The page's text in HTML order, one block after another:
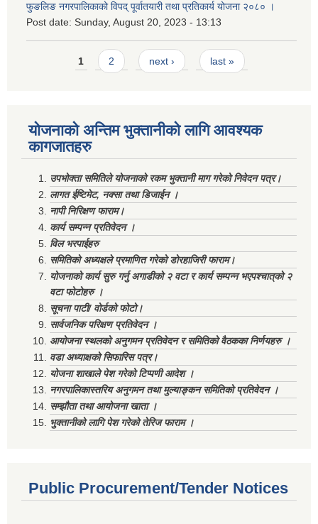
फुङलिङ नगरपालिकाको विपद् पूर्वातयारी तथा प्रतिकार्य योजना २०८० ।
Post date: Sunday, August 20, 2023 - 13:13
Pages1 2 next › last »
योजनाको अन्तिम भुक्तानीको लागि आवश्यक
कागजातहरु
उपभोक्ता समितिले योजनाको रकम भुक्तानी माग गरेको निवेदन पत्र।
लागत ईष्टिमेट, नक्सा तथा डिजाईन ।
नापी निरिक्षण फाराम।
कार्य सम्पन्न प्रतिवेदन ।
विल भरपाईहरु
समितिको अध्यक्षले प्रमाणित गरेको डोरहाजिरी फाराम।
योजनाको कार्य सुरु गर्नु अगाडीको २ वटा र कार्य सम्पन्न भएपश्चात्‌को २
वटा फोटोहरु ।
सूचना पाटी/ वोर्डको फोटो।
सार्वजनिक परिक्षण प्रतिवेदन ।
आयोजना स्थलको अनुगमन प्रतिवेदन र समितिको वैठकका निर्णयहरु ।
वडा अध्याक्षको सिफारिस पत्र।
योजना शाखाले पेश गरेको टिप्पणी आदेश ।
नगरपालिकास्तरिय अनुगमन तथा मुल्याङ्कन समितिको प्रतिवेदन ।
सम्झौता तथा आयोजना खाता ।
भुक्तानीको लागि पेश गरेको तेरिज फाराम ।
Public Procurement/Tender Notices